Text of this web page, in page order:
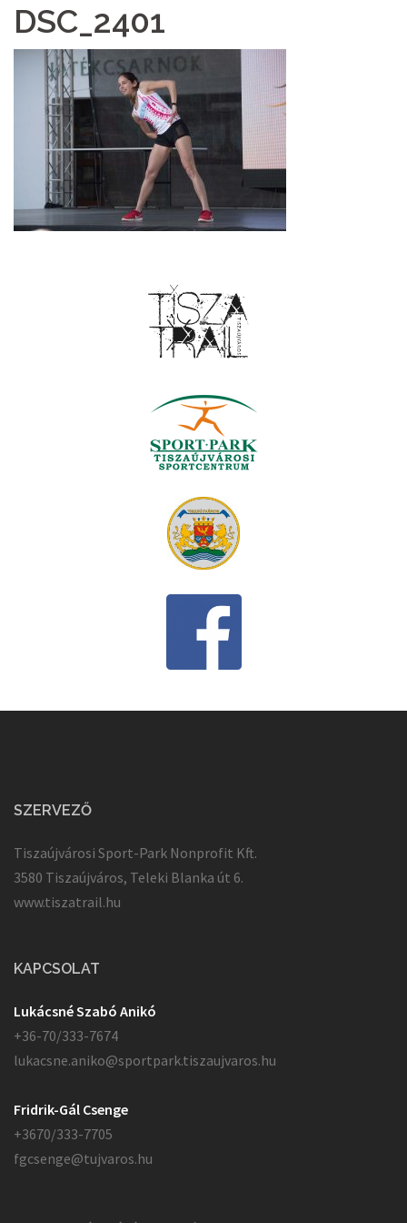
DSC_2401
SZERVEZŐ
Tiszaújvárosi Sport-Park Nonprofit Kft.
3580 Tiszaújváros, Teleki Blanka út 6.
www.tiszatrail.hu
KAPCSOLAT
Lukácsné Szabó Anikó
+36-70/333-7674
lukacsne.aniko@sportpark.tiszaujvaros.hu
Fridrik-Gál Csenge
+3670/333-7705
fgcsenge@tujvaros.hu